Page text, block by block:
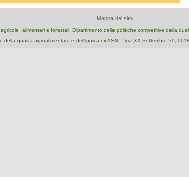
Mappa del sito
alimentari e forestali, Dipartimento delle politiche competitive della
della qualità agroalimentare e dell'ippica ex ASSI - Via XX Settembre 20,